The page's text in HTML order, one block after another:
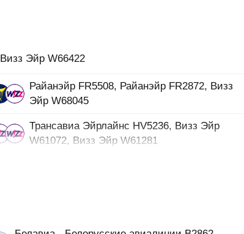
Визз Эйр W66422
Райанэйр FR5508, Райанэйр FR2872, Визз
Эйр W68045
Трансавиа Эйрлайнс HV5236, Визз Эйр
W61072, Визз Эйр W61281